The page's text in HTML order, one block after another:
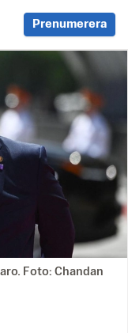
Prenumerera
Foto: Chandan